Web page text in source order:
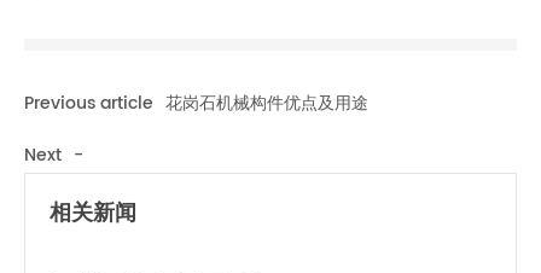
Previous article 花岗石机械构件优点及用途
Next -
相关新闻